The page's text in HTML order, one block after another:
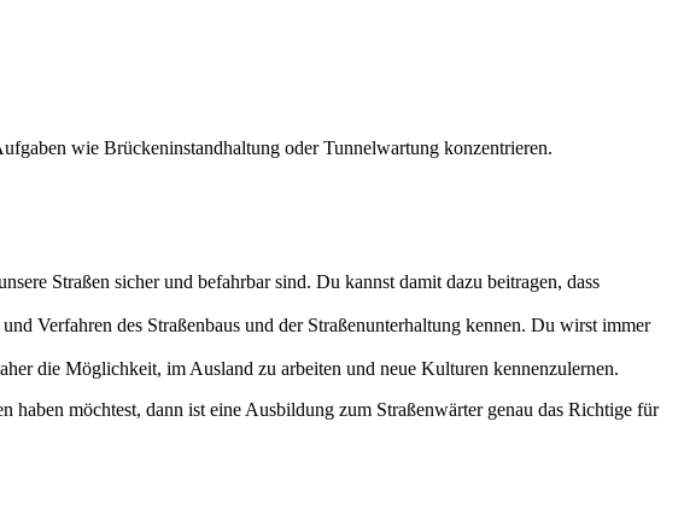
wie Brückeninstandhaltung oder Tunnelwartung konzentrieren.
Straßen sicher und befahrbar sind. Du kannst damit dazu beitragen, dass
Verfahren des Straßenbaus und der Straßenunterhaltung kennen. Du wirst immer
die Möglichkeit, im Ausland zu arbeiten und neue Kulturen kennenzulernen.
möchtest, dann ist eine Ausbildung zum Straßenwärter genau das Richtige für